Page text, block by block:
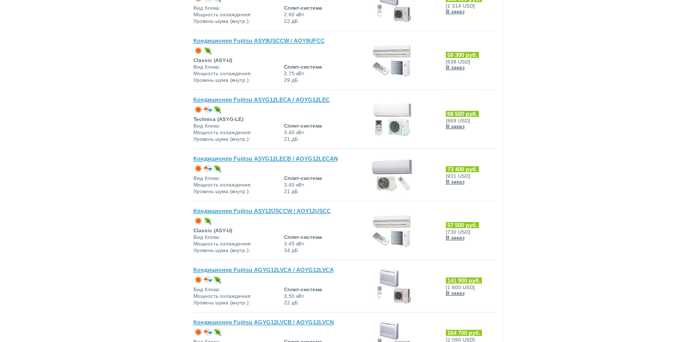
Вид блока:
Сплит-система
Мощность охлаждения:
2.60 кВт
Уровень шума (внутр.):
22 дБ
[1 314 USD]
В заказ
Кондиционер Fujitsu ASY9USCCW / AOY9UFCC
Classic (ASY-U)
Вид блока:
Сплит-система
Мощность охлаждения:
2.75 кВт
Уровень шума (внутр.):
29 дБ
50 300 руб.
[638 USD]
В заказ
Кондиционер Fujitsu ASYG12LECA / AOYG12LEC
Technica (ASYG-LE)
Вид блока:
Сплит-система
Мощность охлаждения:
3.40 кВт
Уровень шума (внутр.):
21 дБ
68 500 руб.
[869 USD]
В заказ
Кондиционер Fujitsu ASYG12LECB / AOYG12LECAN
Вид блока:
Сплит-система
Мощность охлаждения:
3.40 кВт
Уровень шума (внутр.):
21 дБ
73 400 руб.
[931 USD]
В заказ
Кондиционер Fujitsu ASY12USCCW / AOY12USCC
Classic (ASY-U)
Вид блока:
Сплит-система
Мощность охлаждения:
3.45 кВт
Уровень шума (внутр.):
34 дБ
57 500 руб.
[730 USD]
В заказ
Кондиционер Fujitsu AGYG12LVCA / AOYG12LVCA
Вид блока:
Сплит-система
Мощность охлаждения:
3.50 кВт
Уровень шума (внутр.):
22 дБ
141 900 руб.
[1 800 USD]
В заказ
Кондиционер Fujitsu AGYG12LVCB / AOYG12LVCN
164 700 руб.
[2 090 USD]